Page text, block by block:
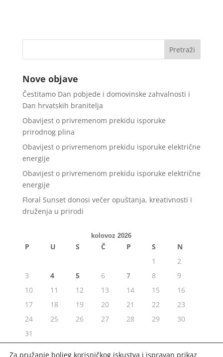
Nove objave
Čestitamo Dan pobjede i domovinske zahvalnosti i
Dan hrvatskih branitelja
Obavijest o privremenom prekidu isporuke
prirodnog plina
Obavijest o privremenom prekidu isporuke električne
energije
Obavijest o privremenom prekidu isporuke električne
energije
Floral Sunset donosi večer opuštanja, kreativnosti i
druženja u prirodi
kolovoz 2026
P U S Č P S
N
1
2
3
4 5 6 7 8
9
10
11 12 13 14 15
16
17
18 19 20 21 22
23
24
25 26 27 28 29
30
31
« srp
Za pružanje boljeg korisničkog iskustva i ispravan prikaz